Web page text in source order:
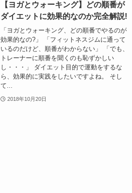
【ヨガとウォーキング】どの順番が
ダイエットに効果的なのか完全解説!
「ヨガとウォーキング、どの順番でやるのが
効果的なの?」 「フィットネスジムに通って
いるのだけど、順番がわからない」 「でも、
トレーナーに順番を聞くのも恥ずかしい
し・・・」 ダイエット目的で運動をするな
ら、効果的に実践をしたいですよね。 そし
て...
2018年10月20日